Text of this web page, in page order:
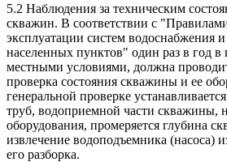
5.2 Наблюдения за техническим
скважин. В соответствии с
эксплуатации систем водоснабжения
населенных пунктов" один раз в год
местными условиями, должна
проверка состояния скважины и ее
генеральной проверке
труб, водоприемной части скважины,
оборудования, промеряется глубина
извлечение водоподъемника (насоса)
его разборка.